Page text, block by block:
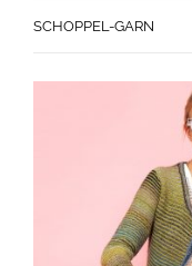
SCHOPPEL-GARN